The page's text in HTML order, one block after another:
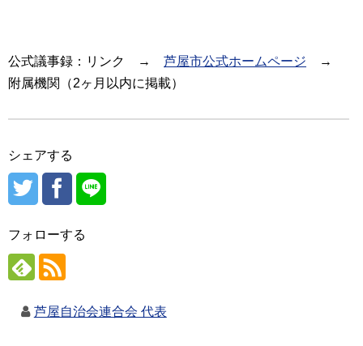
公式議事録：リンク → 芦屋市公式ホームページ →
附属機関（2ヶ月以内に掲載）
シェアする
フォローする
芦屋自治会連合会 代表